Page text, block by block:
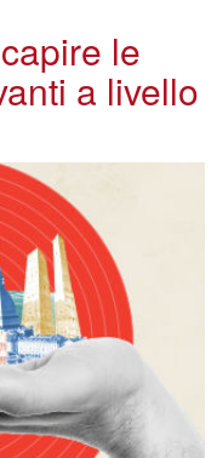
le
a livello